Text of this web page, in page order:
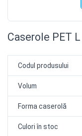
Caserole PET
Codul produsului
Volum
Forma caserolă
Culori în stoc